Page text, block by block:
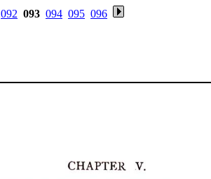
092 093 094 095 096